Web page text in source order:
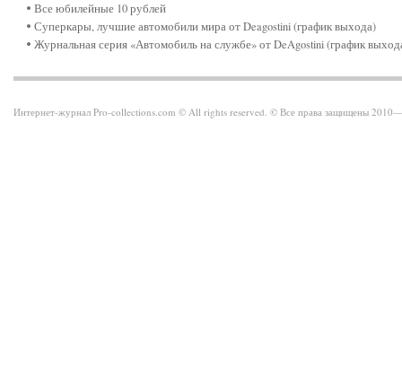
Все юбилейные 10 рублей
Суперкары, лучшие автомобили мира от Deagostini (график выхода)
Журнальная серия «Автомобиль на службе» от DeAgostini (график
Интернет-журнал Pro-collections.com © All rights reserved. © Все права защищены